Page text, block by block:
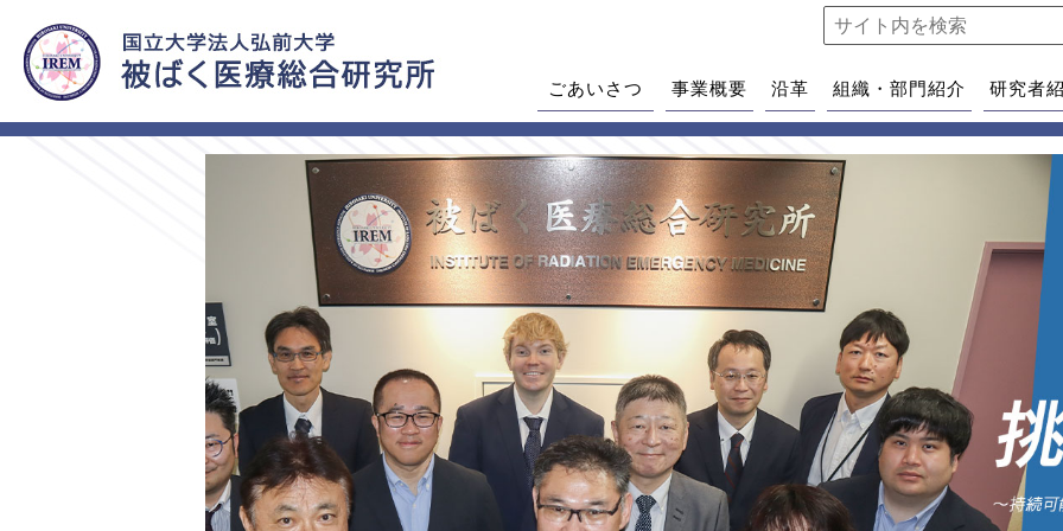
ごあいさつ 事業概要 沿革 組織・部門紹介 研究者